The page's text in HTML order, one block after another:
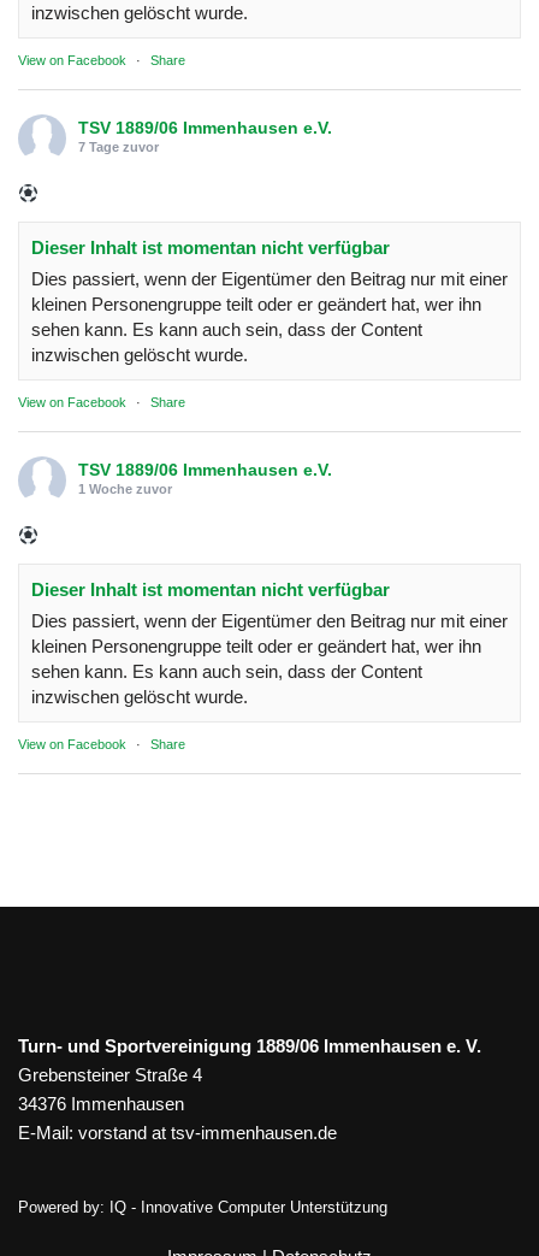
inzwischen gelöscht wurde.
View on Facebook · Share
TSV 1889/06 Immenhausen e.V.
7 Tage zuvor
Dieser Inhalt ist momentan nicht verfügbar
Dies passiert, wenn der Eigentümer den Beitrag nur mit einer
kleinen Personengruppe teilt oder er geändert hat, wer ihn
sehen kann. Es kann auch sein, dass der Content
inzwischen gelöscht wurde.
View on Facebook · Share
TSV 1889/06 Immenhausen e.V.
1 Woche zuvor
Dieser Inhalt ist momentan nicht verfügbar
Dies passiert, wenn der Eigentümer den Beitrag nur mit einer
kleinen Personengruppe teilt oder er geändert hat, wer ihn
sehen kann. Es kann auch sein, dass der Content
inzwischen gelöscht wurde.
View on Facebook · Share
Turn- und Sportvereinigung 1889/06 Immenhausen e. V.
Grebensteiner Straße 4
34376 Immenhausen
E-Mail: vorstand at tsv-immenhausen.de
Powered by: IQ - Innovative Computer Unterstützung